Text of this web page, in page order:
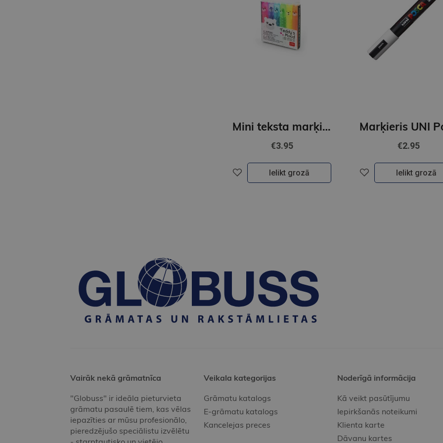
Mini teksta marķieru komplekts 6 gab, Teddy's Mood
€3.95
Ielikt grozā
€2.95
Ielikt grozā
Vairāk nekā grāmatnīca
"Globuss" ir ideāla pieturvieta
grāmatu pasaulē tiem, kas vēlas
iepazīties ar mūsu profesionālo,
pieredzējušo speciālistu izvēlētu
Veikala kategorijas
Grāmatu katalogs
E-grāmatu katalogs
Kancelejas preces
Noderīgā informācija
Kā veikt pasūtījumu
Iepirkšanās noteikumi
Klienta karte
Dāvanu kartes